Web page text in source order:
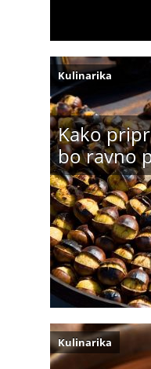
Kako
bo ravno
Kulinarika
Kulinarika